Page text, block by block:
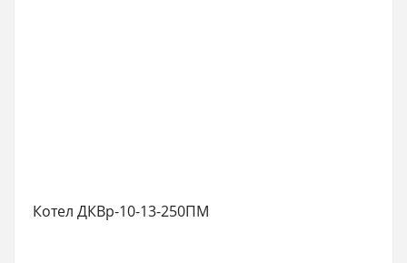
Котел ДКВр-10-13-250ПМ